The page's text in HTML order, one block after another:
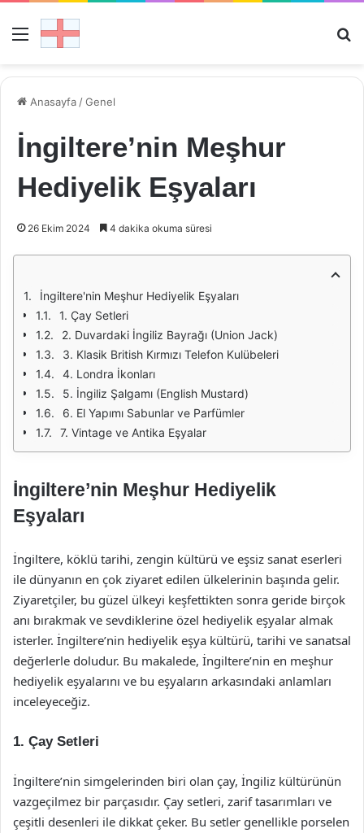
Menü
Anasayfa /Genel
İngiltere’nin Meşhur
Hediyelik Eşyaları
26 Ekim 2024 4 dakika okuma süresi
İngiltere'nin Meşhur Hediyelik Eşyaları
1. Çay Setleri
2. Duvardaki İngiliz Bayrağı (Union Jack)
3. Klasik British Kırmızı Telefon Kulübeleri
4. Londra İkonları
5. İngiliz Şalgamı (English Mustard)
6. El Yapımı Sabunlar ve Parfümler
7. Vintage ve Antika Eşyalar
İngiltere’nin Meşhur Hediyelik
Eşyaları
İngiltere, köklü tarihi, zengin kültürü ve eşsiz sanat eserleri
ile dünyanın en çok ziyaret edilen ülkelerinin başında gelir.
Ziyaretçiler, bu güzel ülkeyi keşfettikten sonra geride birçok
anı bırakmak ve sevdiklerine özel hediyelik eşyalar almak
isterler. İngiltere’nin hediyelik eşya kültürü, tarihi ve sanatsal
değerlerle doludur. Bu makalede, İngiltere’nin en meşhur
hediyelik eşyalarını ve bu eşyaların arkasındaki anlamları
inceleyeceğiz.
1. Çay Setleri
İngiltere’nin simgelerinden biri olan çay, İngiliz kültürünün
vazgeçilmez bir parçasıdır. Çay setleri, zarif tasarımları ve
çeşitli desenleri ile dikkat çeker. Bu setler genellikle porselen